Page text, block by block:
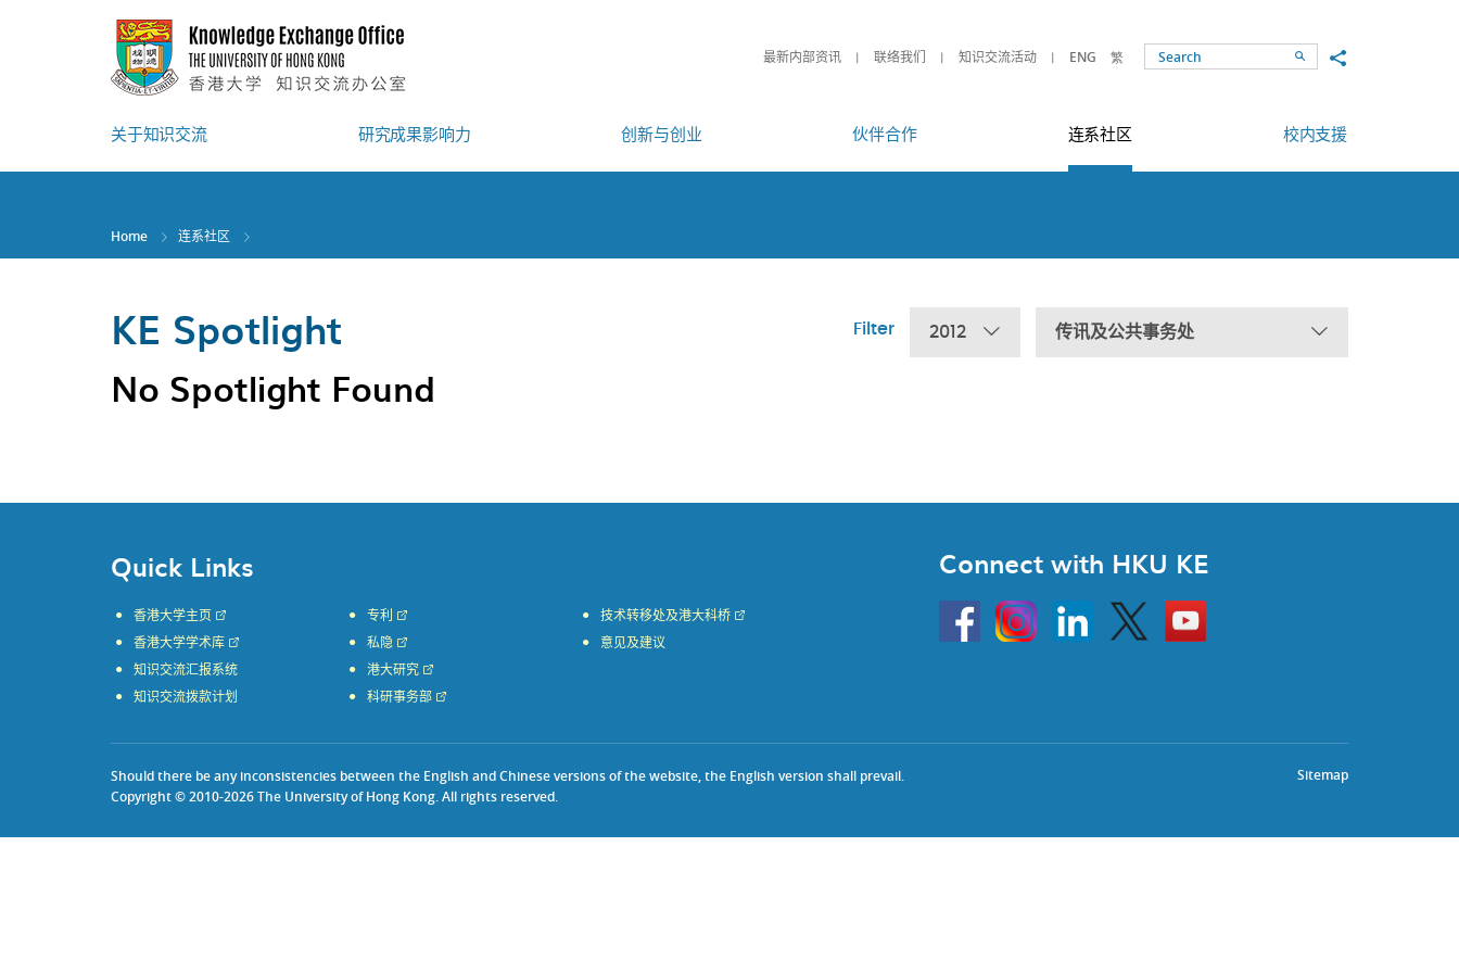
最新内部资讯 联络我们 知识交流活动 ENG 繁 SearchShare to
关于知识交流 研究成果影响力 创新与创业 伙伴合作 连系社区 校内支援
Home 连系社区
KE Spotlight Filter 2012 传讯及公共事务处
No Spotlight Found
Quick Links
香港大学主页
香港大学学术库
知识交流汇报系统
知识交流拨款计划
专利
私隐
港大研究
科研事务部
技术转移处及港大科桥
意见及建议
Connect with HKU KE
HKU
InstagramLinkedin Twitter
Go
to
HKU
Sitemap
Should there be any inconsistencies between the English and Chinese versions of the website, the English version shall prevail.
Copyright © 2010-2026 The University of Hong Kong. All rights reserved.